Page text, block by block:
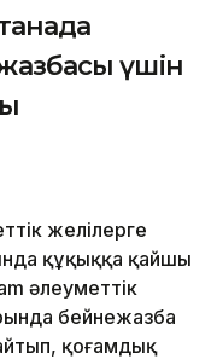
үшін
желілерге
құқыққа қайшы
әлеуметтік
бейнежазба
қоғамдық